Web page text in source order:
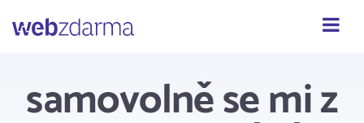
Webzdarma
samovolně se mi z